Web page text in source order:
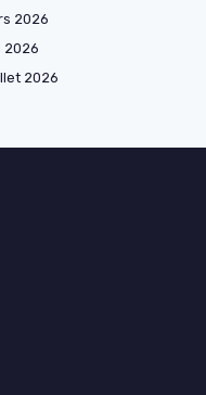
2026
2026
2026